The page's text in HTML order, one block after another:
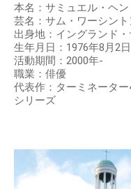
本名：サミュエル・ヘ
芸名：サム・ワーシント
出身地：イングランド
生年月日：1976年8月2日
活動期間：2000年-
職業：俳優
代表作：ターミネーター
シリーズ